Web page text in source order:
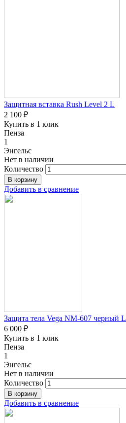
Защитная вставка Rush Level 2 L
2 100 ₽
Купить в 1 клик
Пенза
1
Энгельс
Нет в наличии
Количество
Добавить в сравнение
Защита тела Vega NM-607 черный L
6 000 ₽
Купить в 1 клик
Пенза
1
Энгельс
Нет в наличии
Количество
Добавить в сравнение